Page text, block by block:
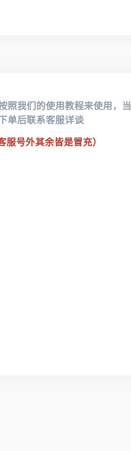
照我们的使用教程来使用，当
单后联系客服详谈
服号外其余皆是冒充）